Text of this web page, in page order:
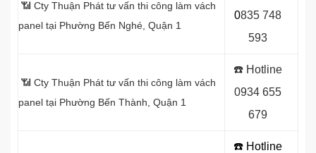
📶 Cty Thuận Phát tư vấn thi công làm vách
panel tại Phường Bến Nghé, Quận 1
0835 748
593
📶 Cty Thuận Phát tư vấn thi công làm vách
panel tại Phường Bến Thành, Quận 1
☎️ Hotline
0934 655
679
☎️ Hotline